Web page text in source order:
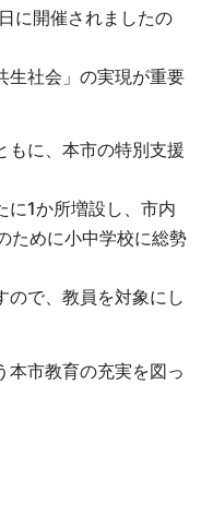
に開催されましたの
生社会」の実現が重要
に、本市の特別支援
1か所増設し、市内
ために小中学校に総勢
で、教員を対象にし
市教育の充実を図っ